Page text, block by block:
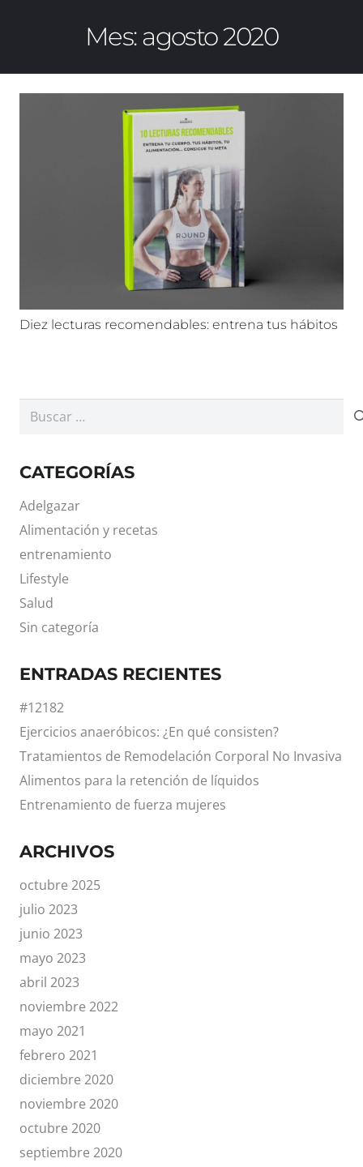
Mes:agosto 2020
Diez lecturas recomendables: entrena tus hábitos
Buscar:
CATEGORÍAS
Adelgazar
Alimentación y recetas
entrenamiento
Lifestyle
Salud
Sin categoría
ENTRADAS RECIENTES
#12182
Ejercicios anaeróbicos: ¿En qué consisten?
Tratamientos de Remodelación Corporal No Invasiva
Alimentos para la retención de líquidos
Entrenamiento de fuerza mujeres
ARCHIVOS
octubre 2025
julio 2023
junio 2023
mayo 2023
abril 2023
noviembre 2022
mayo 2021
febrero 2021
diciembre 2020
noviembre 2020
octubre 2020
septiembre 2020